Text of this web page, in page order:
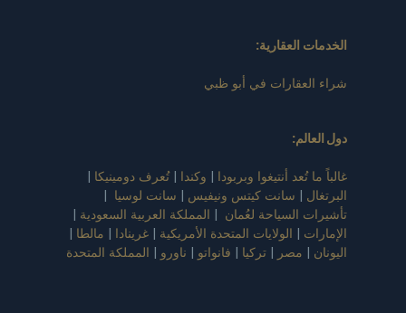
في أبو ظبي
أنتيغوا وبربودا|وكندا|تُعرف دومينيكا|
سانت كيتس ونيفيس|سانت لوسيا|
السياحة لعُمان |المملكة العربية السعودية|
الولايات المتحدة الأمريكية|غرينادا |مالطا|
تركيا|فانواتو|ناورو |المملكة المتحدة